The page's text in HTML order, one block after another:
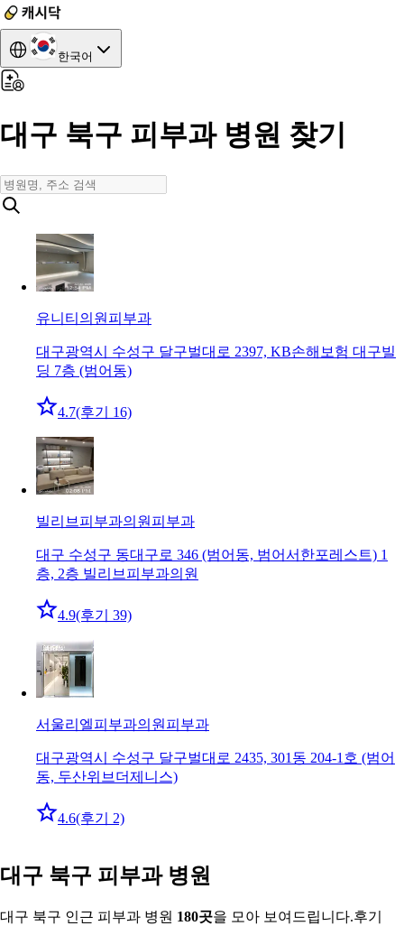
한국어
대구 북구 피부과 병원 찾기
유니티의원 피부과
대구광역시 수성구 달구벌대로 2397, KB손해보험 대구빌
딩 7층 (범어동)
4.7(후기 16)
빌리브피부과의원 피부과
대구 수성구 동대구로 346 (범어동, 범어서한포레스트) 1
층, 2층 빌리브피부과의원
4.9(후기 39)
서울리엘피부과의원 피부과
대구광역시 수성구 달구벌대로 2435, 301동 204-1호 (범어
동, 두산위브더제니스)
4.6(후기 2)
대구 북구 피부과 병원
대구 북구 인근 피부과 병원 180곳을 모아 보여드립니다.후기